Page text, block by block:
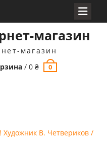
магазин
магазин
/0₴ 0
В. Четвериков /